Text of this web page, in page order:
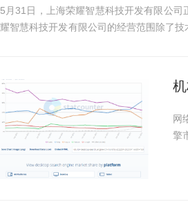
5月31日，上海荣耀智慧科技开发有限公
耀智慧科技开发有限公司的经营范围除了
网
擎